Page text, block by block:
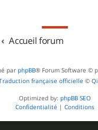
Accueil forum
par phpBB® Forum Software ©
française officielle ©
Optimized by: phpBB SEO
Confidentialité | Conditions